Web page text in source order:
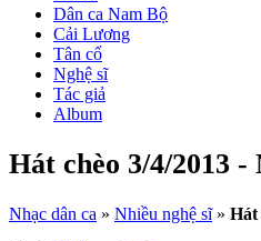
Dân ca Nam Bộ
Cải Lương
Tân cổ
Nghệ sĩ
Tác giả
Album
Hát chèo 3/4/2013 -
Nhạc dân ca » Nhiều nghệ sĩ» Hát